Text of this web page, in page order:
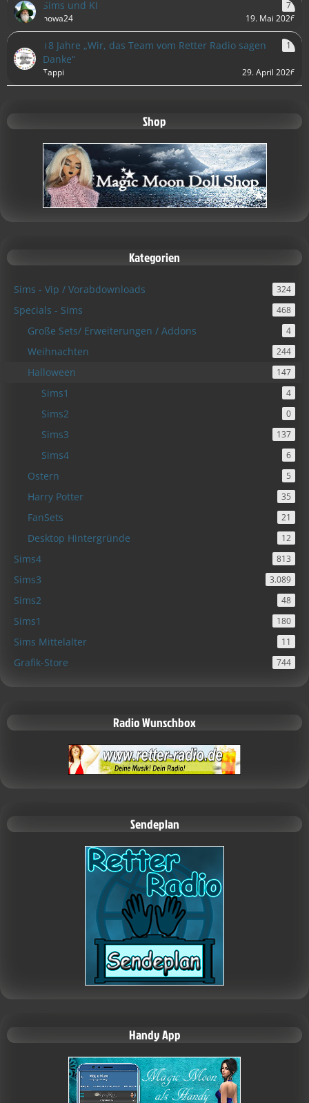
Sims und KI
7
nowa24
19. Mai 2026
18 Jahre „Wir, das Team vom Retter Radio sagen
Danke“
1
Tappi 29. April 2026
Shop
Kategorien
Sims - Vip / Vorabdownloads 324
Specials - Sims 468
Große Sets/ Erweiterungen / Addons 4
Weihnachten 244
Halloween 147
Sims1 4
Sims2 0
Sims3 137
Sims4 6
Ostern 5
Harry Potter 35
FanSets 21
Desktop Hintergründe 12
Sims4 813
Sims3 3.089
Sims2 48
Sims1 180
Sims Mittelalter 11
Grafik-Store 744
Radio Wunschbox
Sendeplan
Handy App